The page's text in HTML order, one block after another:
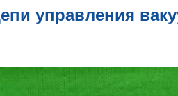
управления